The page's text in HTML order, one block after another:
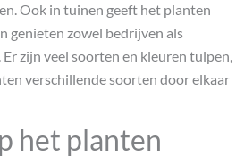
Ook in tuinen geeft het planten
genieten zowel bedrijven als
zijn veel soorten en kleuren tulpen,
verschillende soorten door elkaar
het planten